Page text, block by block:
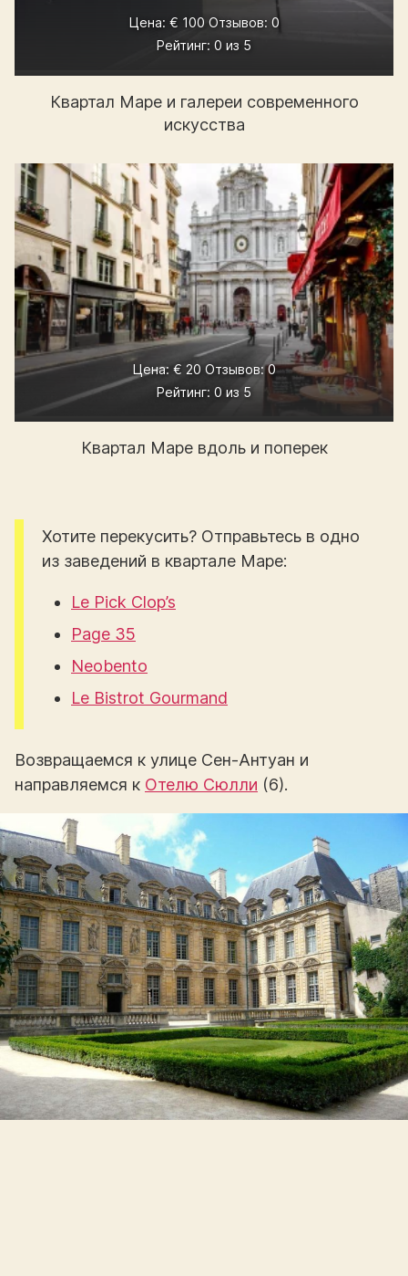
Цена: € 100 Отзывов: 0
Рейтинг: 0 из 5
Квартал Маре и галереи современного
искусства
Цена: € 20 Отзывов: 0
Рейтинг: 0 из 5
Квартал Маре вдоль и поперек
Хотите перекусить? Отправьтесь в одно
из заведений в квартале Маре:
Le Pick Clop’s
Page 35
Neobento
Le Bistrot Gourmand
Возвращаемся к улице Сен-Антуан и
направляемся к Отелю Сюлли (6).